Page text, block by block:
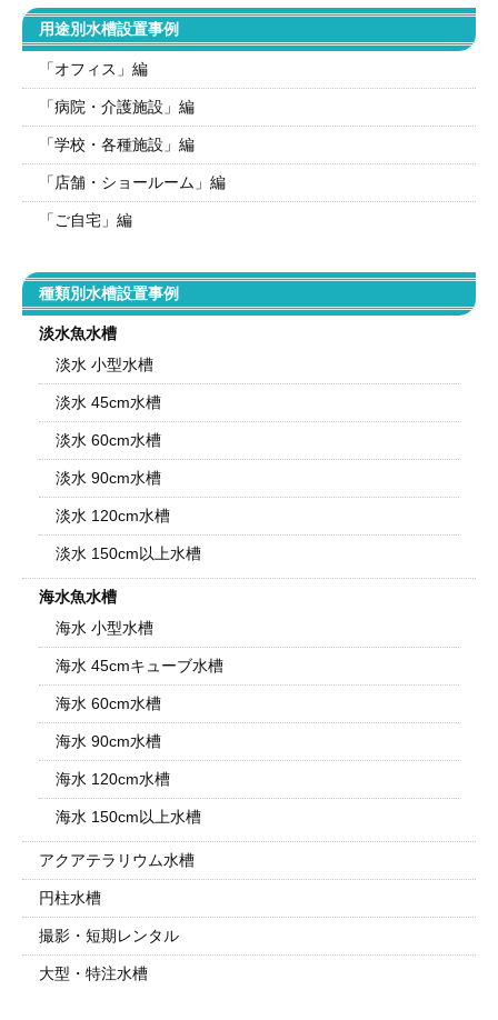
用途別水槽設置事例
「オフィス」編
「病院・介護施設」編
「学校・各種施設」編
「店舗・ショールーム」編
「ご自宅」編
種類別水槽設置事例
淡水魚水槽
淡水 小型水槽
淡水 45cm水槽
淡水 60cm水槽
淡水 90cm水槽
淡水 120cm水槽
淡水 150cm以上水槽
海水魚水槽
海水 小型水槽
海水 45cmキューブ水槽
海水 60cm水槽
海水 90cm水槽
海水 120cm水槽
海水 150cm以上水槽
アクアテラリウム水槽
円柱水槽
撮影・短期レンタル
大型・特注水槽